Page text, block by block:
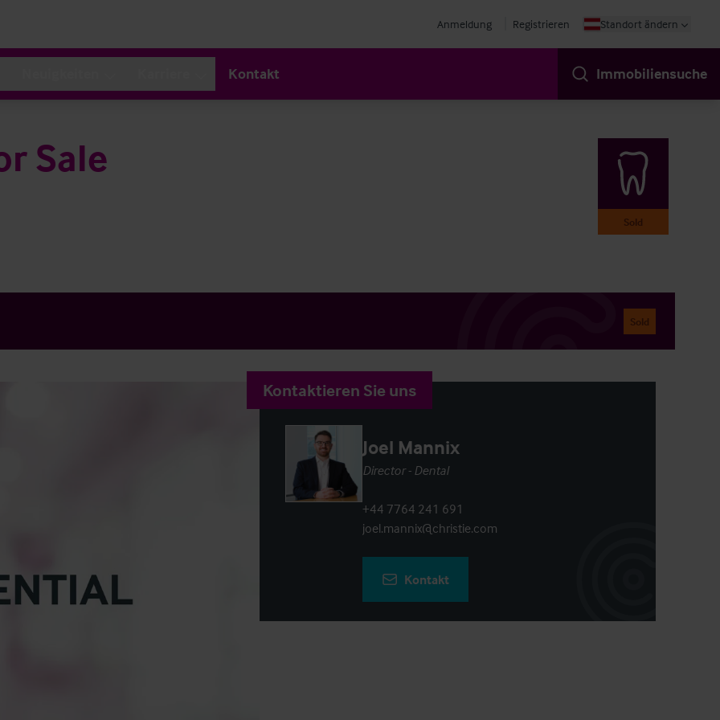
Anmeldung Registrieren Standort ändern
Kontakt Immobiliensuche
Sale
Sold
Sold
Kontaktieren Sie uns
Joel Mannix
Director - Dental
+44 7764 241 691
joel.mannix@christie.com
Kontakt